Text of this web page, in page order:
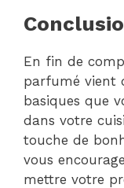
En fin de
parfumé vient
basiques que
dans votre
touche de
vous
mettre votre